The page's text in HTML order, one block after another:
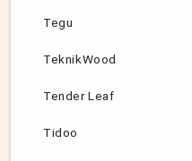
Tegu
TeknikWood
Tender Leaf
Tidoo